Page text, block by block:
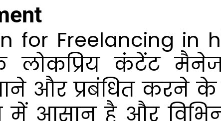
for Freelancing in
लोकप्रिय कंटेंट
और प्रबंधित करने
में आसान है और